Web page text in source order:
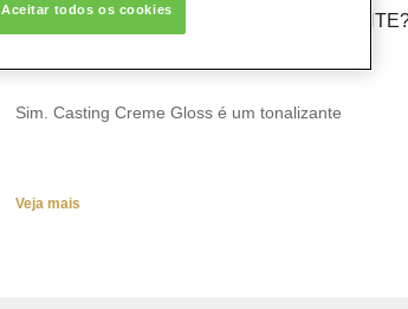
CASTING CREME GLOSS É
Sim. Casting Creme Gloss é um tonalizante
Veja mais
Aceitar todos os cookies